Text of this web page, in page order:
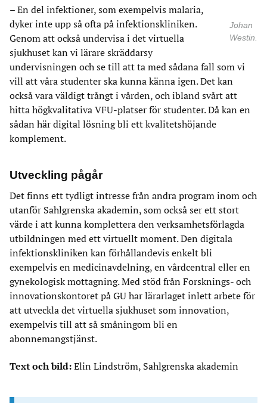
Johan
Westin.
– En del infektioner, som exempelvis malaria,
dyker inte upp så ofta på infektionskliniken.
Genom att också undervisa i det virtuella
sjukhuset kan vi lärare skräddarsy
undervisningen och se till att ta med sådana fall som vi
vill att våra studenter ska kunna känna igen. Det kan
också vara väldigt trångt i vården, och ibland svårt att
hitta högkvalitativa VFU-platser för studenter. Då kan en
sådan här digital lösning bli ett kvalitetshöjande
komplement.
Utveckling pågår
Det finns ett tydligt intresse från andra program inom och
utanför Sahlgrenska akademin, som också ser ett stort
värde i att kunna komplettera den verksamhetsförlagda
utbildningen med ett virtuellt moment. Den digitala
infektionskliniken kan förhållandevis enkelt bli
exempelvis en medicinavdelning, en vårdcentral eller en
gynekologisk mottagning. Med stöd från Forsknings- och
innovationskontoret på GU har lärarlaget inlett arbete för
att utveckla det virtuella sjukhuset som innovation,
exempelvis till att så småningom bli en
abonnemangstjänst.
Text och bild: Elin Lindström, Sahlgrenska akademin